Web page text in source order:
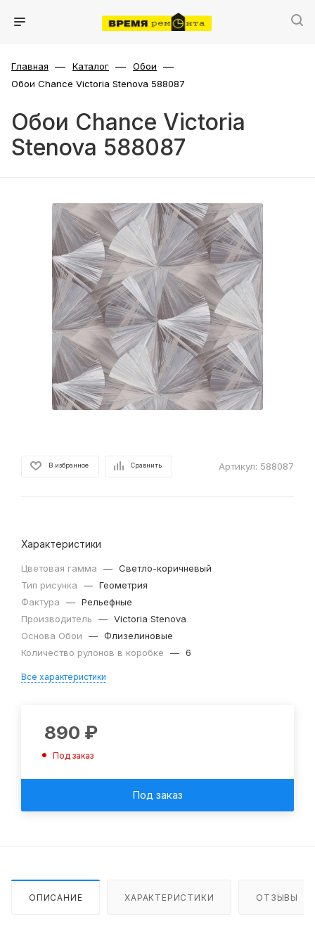
Главная — Каталог — Обои —
Обои Chance Victoria Stenova 588087
Обои Chance Victoria
Stenova 588087
В избранное Сравнить Артикул: 588087
Характеристики
Цветовая гамма — Светло-коричневый
Тип рисунка
— Геометрия
Фактура
— Рельефные
Производитель
— Victoria Stenova
Основа Обои
— Флизелиновые
Количество рулонов в коробке
— 6
Все характеристики
890 ₽
Под заказ
Под заказ
ОПИСАНИЕ ХАРАКТЕРИСТИКИ ОТЗЫВЫ